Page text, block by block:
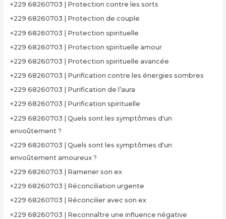
+229 68260703 | Protection contre les sorts
+229 68260703 | Protection de couple
+229 68260703 | Protection spirituelle
+229 68260703 | Protection spirituelle amour
+229 68260703 | Protection spirituelle avancée
+229 68260703 | Purification contre les énergies sombres
+229 68260703 | Purification de l’aura
+229 68260703 | Purification spirituelle
+229 68260703 | Quels sont les symptômes d'un
envoûtement ?
+229 68260703 | Quels sont les symptômes d'un
envoûtement amoureux ?
+229 68260703 | Ramener son ex
+229 68260703 | Réconciliation urgente
+229 68260703 | Réconcilier avec son ex
+229 68260703 | Reconnaître une influence négative